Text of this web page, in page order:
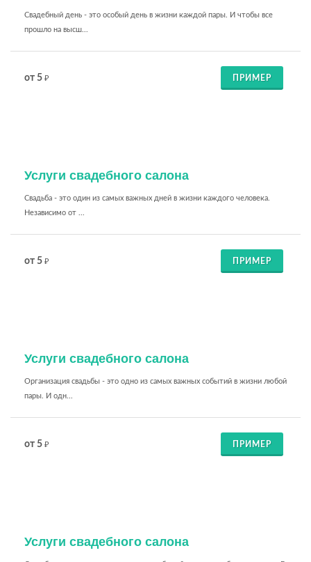
Свадебный день - это особый день в жизни каждой пары. И чтобы все
прошло на высш...
от 5 ₽ ПРИМЕР
Услуги свадебного салона
Свадьба - это один из самых важных дней в жизни каждого человека.
Независимо от ...
от 5 ₽ ПРИМЕР
Услуги свадебного салона
Организация свадьбы - это одно из самых важных событий в жизни любой
пары. И одн...
от 5 ₽ ПРИМЕР
Услуги свадебного салона